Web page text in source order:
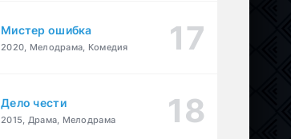
Мистер ошибка
2020, Мелодрама, Комедия
Дело чести
2015, Драма, Мелодрама